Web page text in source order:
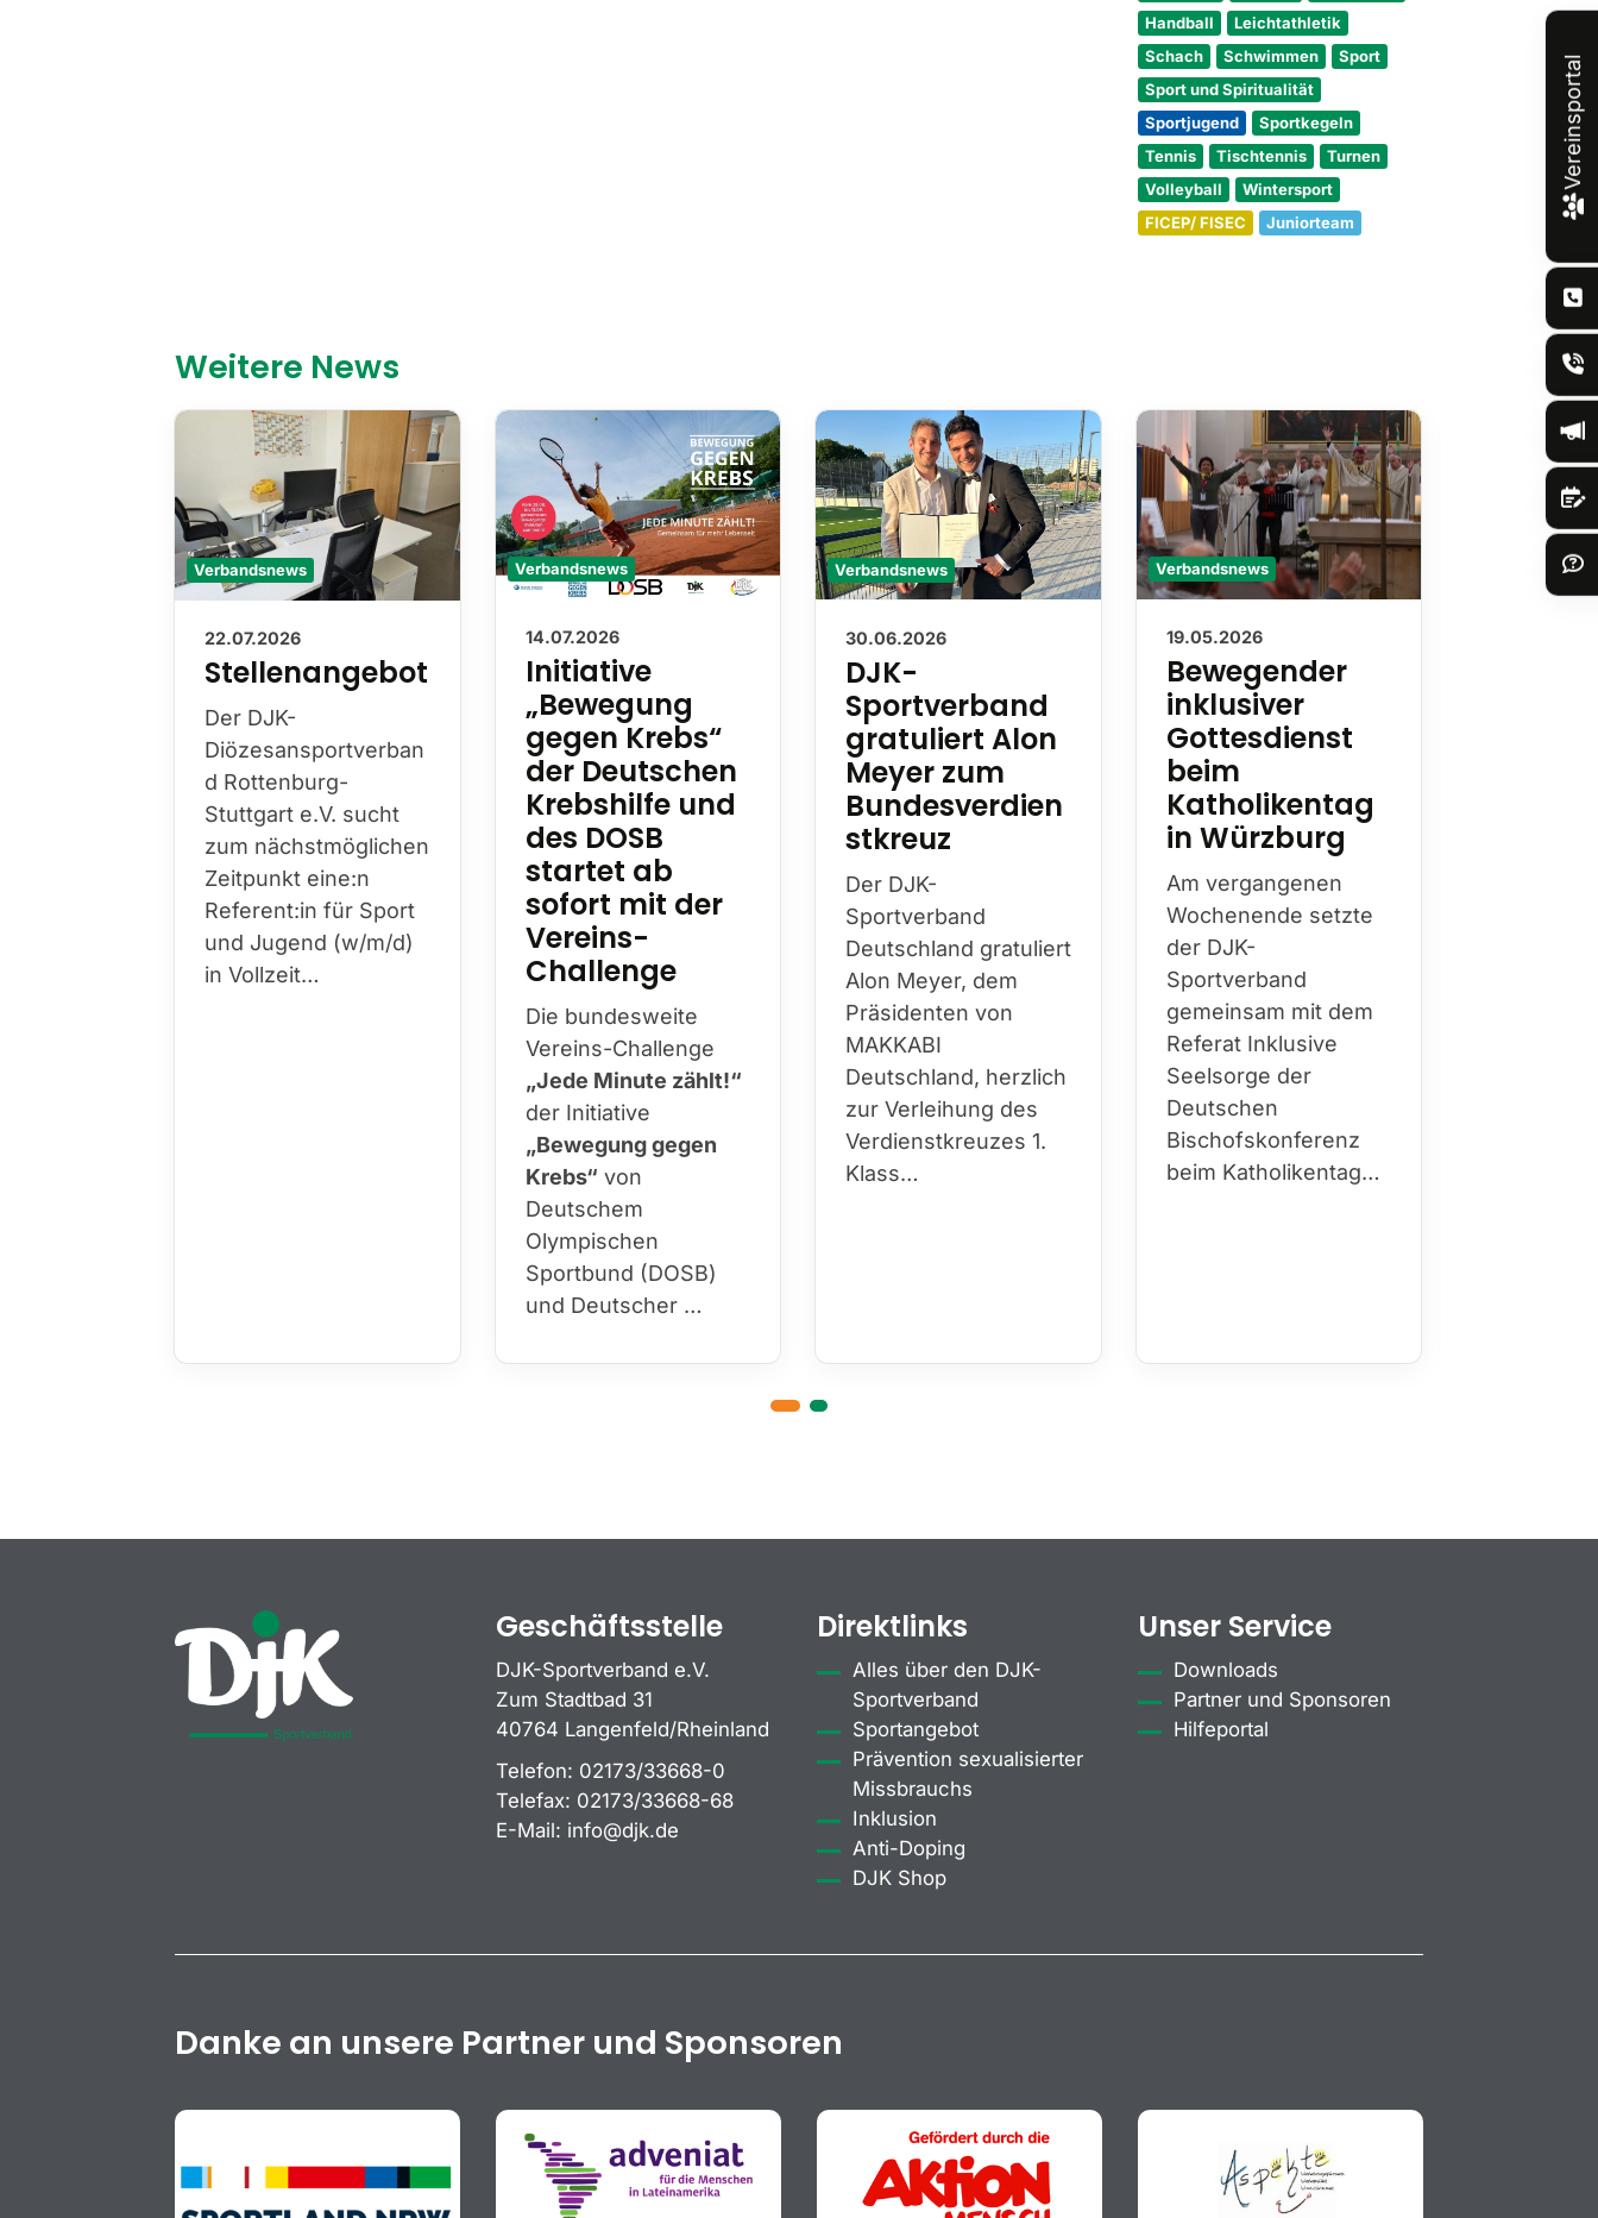
Handball
Leichtathletik
Schach
Schwimmen
Sport
Sport und Spiritualität
Sportjugend
Sportkegeln
Tennis
Tischtennis
Turnen
Volleyball
Wintersport
FICEP/ FISEC
Juniorteam
Weitere News
Verbandsnews
22.07.2026
Stellenangebot
Der DJK-
Diözesansportverban
d Rottenburg-
Stuttgart e.V. sucht
zum nächstmöglichen
Zeitpunkt eine:n
Referent:in für Sport
und Jugend (w/m/d)
in Vollzeit…
Verbandsnews
14.07.2026
Initiative
„Bewegung
gegen Krebs“
der Deutschen
Krebshilfe und
des DOSB
startet ab
sofort mit der
Vereins-
Challenge
Die bundesweite
Vereins-Challenge
„Jede Minute zählt!“
der Initiative
„Bewegung gegen
Krebs“ von
Deutschem
Olympischen
Sportbund (DOSB)
und Deutscher …
Verbandsnews
30.06.2026
DJK-
Sportverband
gratuliert Alon
Meyer zum
Bundesverdien
stkreuz
Der DJK-
Sportverband
Deutschland gratuliert
Alon Meyer, dem
Präsidenten von
MAKKABI
Deutschland, herzlich
zur Verleihung des
Verdienstkreuzes 1.
Klass…
Verbandsnews
19.05.2026
Bewegender
inklusiver
Gottesdienst
beim
Katholikentag
in Würzburg
Am vergangenen
Wochenende setzte
der DJK-
Sportverband
gemeinsam mit dem
Referat Inklusive
Seelsorge der
Deutschen
Bischofskonferenz
beim Katholikentag…
Verbandsnews
Geschäftsstelle
DJK-Sportverband e.V.
Zum Stadtbad 31
40764 Langenfeld/Rheinland
Telefon: 02173/33668-0
Telefax: 02173/33668-68
E-Mail: info@djk.de
Direktlinks
Alles über den DJK-
Sportverband
Sportangebot
Prävention sexualisierter
Missbrauchs
Inklusion
Anti-Doping
DJK Shop
Unser Service
Downloads
Partner und Sponsoren
Hilfeportal
Danke an unsere Partner und Sponsoren
Vereinsportal